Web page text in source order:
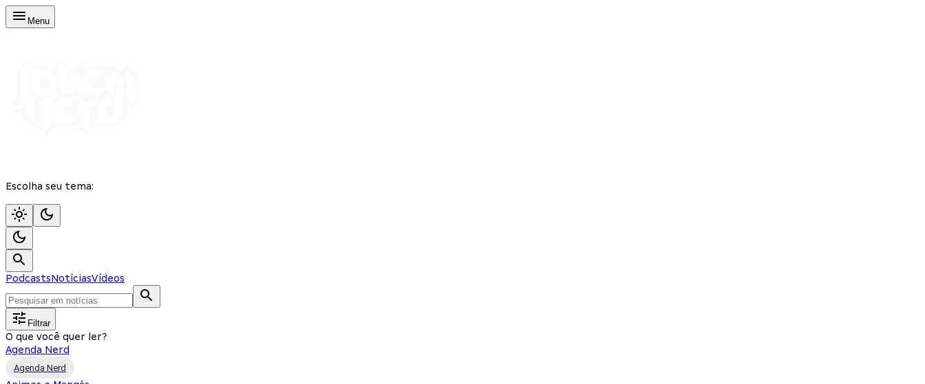
Menu
Escolha seu tema:
PodcastsNotíciasVídeos
Filtrar
O que você quer ler?
Agenda Nerd
Agenda Nerd